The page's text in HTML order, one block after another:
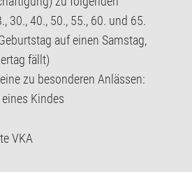
30., 40., 50., 55., 60. und 65.
auf einen Samstag,
fällt)
zu besonderen Anlässen:
Kindes
VKA